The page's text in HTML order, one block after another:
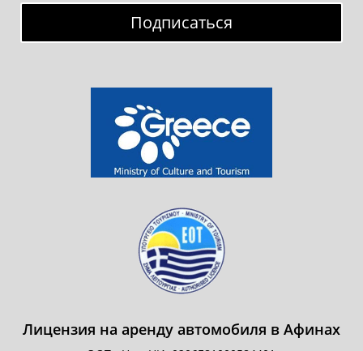
Подписаться
Лицензия на аренду автомобиля в Афинах